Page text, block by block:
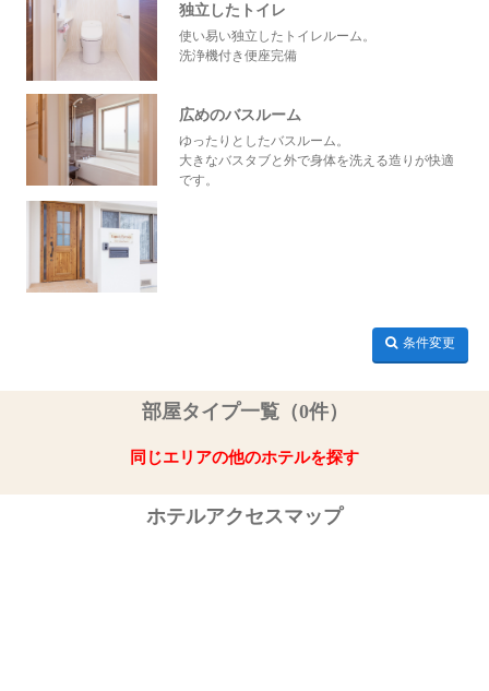
独立したトイレ
使い易い独立したトイレルーム。
洗浄機付き便座完備
広めのバスルーム
ゆったりとしたバスルーム。
大きなバスタブと外で身体を洗える造りが快適
です。
条件変更
部屋タイプ一覧（0件）
同じエリアの他のホテルを探す
ホテルアクセスマップ